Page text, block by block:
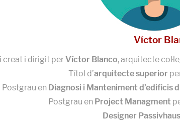
Víctor
creat i dirigit perVíctor Blanco, arquitecte
Títol d’arquitecte superior
Postgrau en Diagnosi i Manteniment d’edificis
Postgrau en Project Managment
Designer Passivhaus